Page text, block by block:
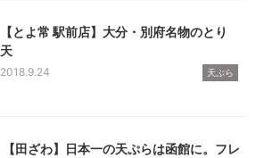
【とよ常 駅前店】大分・別府名物のとり
天
2018.9.24 天ぷら
【田ざわ】日本一の天ぷらは函館に。フレ